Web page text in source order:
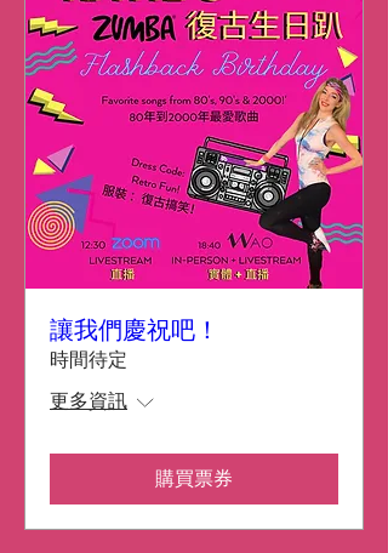
讓我們慶祝吧！
時間待定
更多資訊
購買票券